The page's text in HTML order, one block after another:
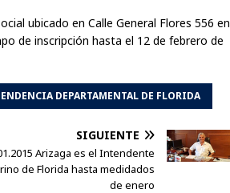
ubicado en Calle General Flores 556 en
de inscripción hasta el 12 de febrero de
DEPARTAMENTAL DE FLORIDA
SIGUIENTE
Arizaga es el Intendente
de Florida hasta medidados
de enero